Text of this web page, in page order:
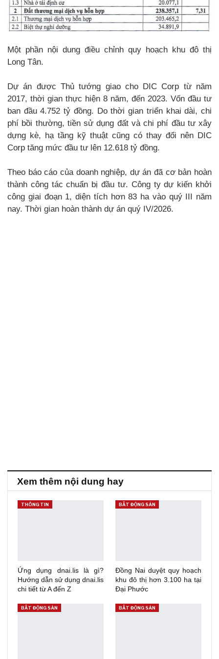
Một phần nội dung điều chỉnh quy hoạch khu đô thị
Long Tân.
Dự án được Thủ tướng giao cho DIC Corp từ năm
2017, thời gian thực hiện 8 năm, đến 2023. Vốn đầu tư
ban đầu 4.752 tỷ đồng. Do thời gian triển khai dài, chi
phí bồi thường, tiền sử dụng đất và chi phí đầu tư xây
dựng kè, hạ tầng kỹ thuật cũng có thay đổi nên DIC
Corp tăng mức đầu tư lên 12.618 tỷ đồng.
Theo báo cáo của doanh nghiệp, dự án đã cơ bản hoàn
thành công tác chuẩn bị đầu tư. Công ty dự kiến khởi
công giai đoạn 1, diện tích hơn 83 ha vào quý III năm
nay. Thời gian hoàn thành dự án quý IV/2026.
Xem thêm nội dung hay
THÔNG TIN
Ứng dụng dnai.lis là gì?
Hướng dẫn sử dụng dnai.lis
chi tiết từ A đến Z
BẤT ĐỘNG SẢN
Đồng Nai duyệt quy hoạch
khu đô thị hơn 3.100 ha tại
Đại Phước
BẤT ĐỘNG SẢN BẤT ĐỘNG SẢN